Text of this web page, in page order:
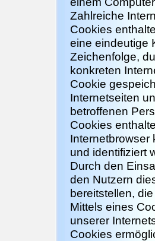
Zahlreiche
Cookies
eine eindeutige
Zeichenfolge,
konkreten
Cookie
Internetseiten
betroffenen
Cookies
Internetbrowser
und identifiziert
Durch den
den Nutzern
bereitstellen,
Mittels eines
unserer
Cookies